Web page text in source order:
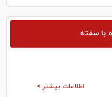
با سفته
اطلاعات بیشتر >